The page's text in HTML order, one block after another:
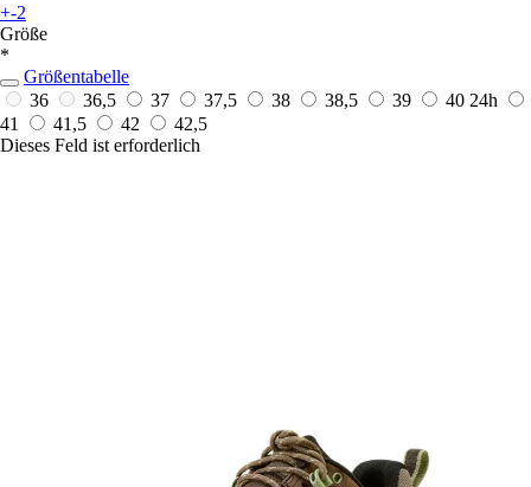
+-2
Größe
*
Größentabelle
36
36,5 37 37,5 38 38,5 39 40 24h
41
41,5 42
42,5
Dieses Feld ist erforderlich